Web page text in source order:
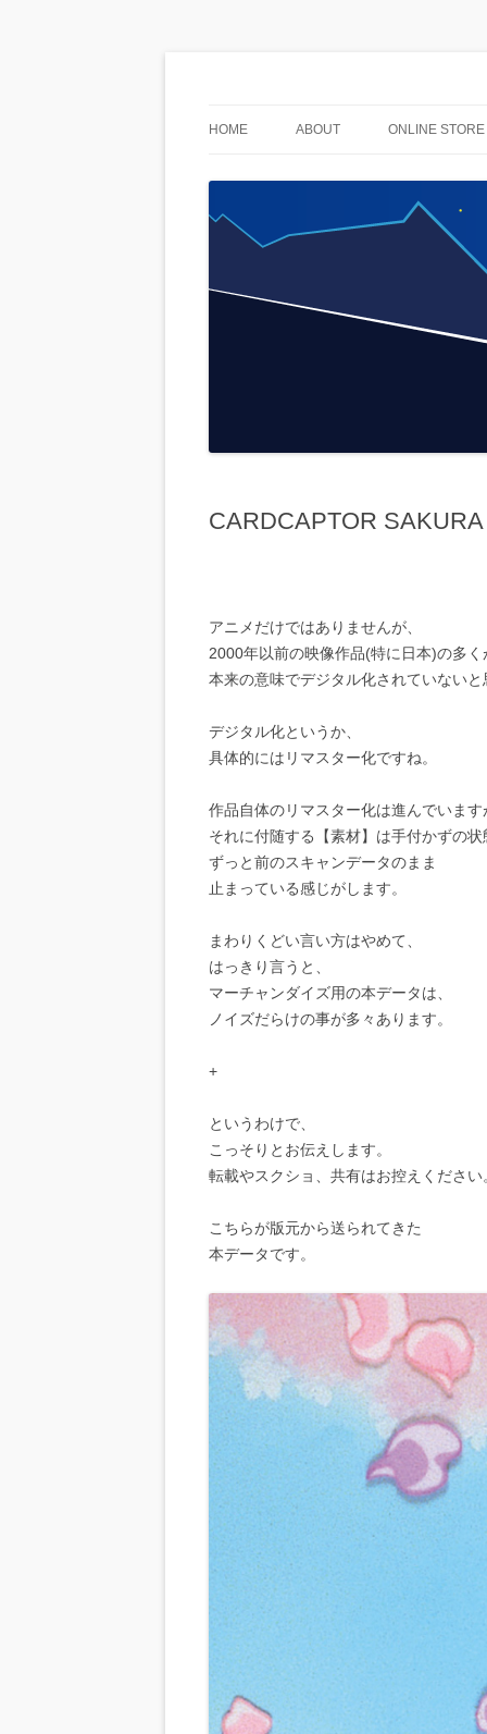
HOME ABOUT ONLINE STORE
CARDCAPTOR
アニメだけではありませんが、
2000年以前の映像作品(特に日本)の多く
本来の意味でデジタル化されていないと
デジタル化というか、
具体的にはリマスター化ですね。
作品自体のリマスター化は進んでいます
それに付随する【素材】は手付かずの状
ずっと前のスキャンデータのまま
止まっている感じがします。
まわりくどい言い方はやめて、
はっきり言うと、
マーチャンダイズ用の本データは、
ノイズだらけの事が多々あります。
+
というわけで、
こっそりとお伝えします。
転載やスクショ、共有はお控えください
こちらが版元から送られてきた
本データです。